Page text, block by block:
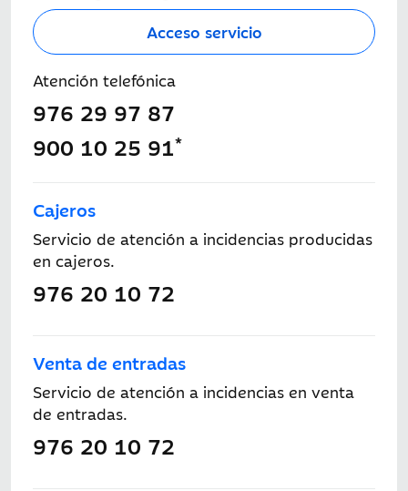
Acceso servicio
Atención telefónica
976 29 97 87
900 10 25 91*
Cajeros
Servicio de atención a incidencias producidas
en cajeros.
976 20 10 72
Venta de entradas
Servicio de atención a incidencias en venta
de entradas.
976 20 10 72